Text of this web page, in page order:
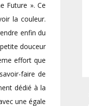
Future ». Ce
la couleur.
enfin du
douceur
effort que
faire de
dédié à la
une égale